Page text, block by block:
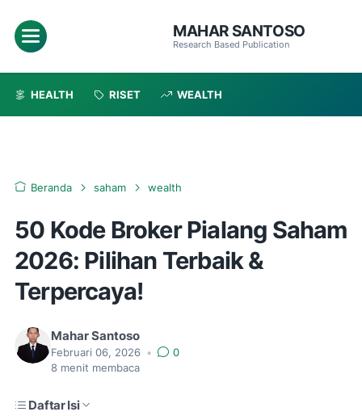
Menu MAHAR SANTOSO
Research Based Publication
HEALTH RISET WEALTH
Beranda saham wealth
50 Kode Broker Pialang Saham
2026: Pilihan Terbaik &
Terpercaya!
Mahar Santoso
Februari 06, 2026 •
0
8 menit membaca
Daftar Isi